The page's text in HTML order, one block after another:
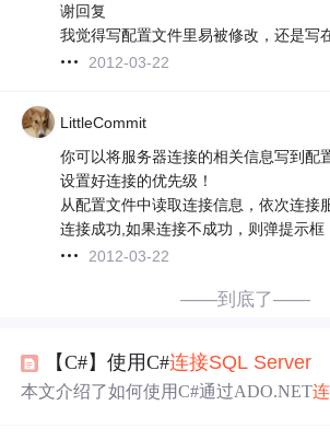
谢回复
我觉得写配置文件里易被修改，还是写
2012-03-22
LittleCommit
你可以将服务器连接的相关信息写到配
设置好连接的优先级！
从配置文件中读取连接信息，依次连接
连接成功,如果连接不成功，则弹提示框
2012-03-22
——到底了——
【C#】使用C#连接SQL Server
本文介绍了如何使用C#通过ADO.NET